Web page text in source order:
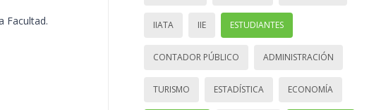
Facultad.
IIATA IIE ESTUDIANTES
CONTADOR PÚBLICO ADMINISTRACIÓN
TURISMO ESTADÍSTICA ECONOMÍA